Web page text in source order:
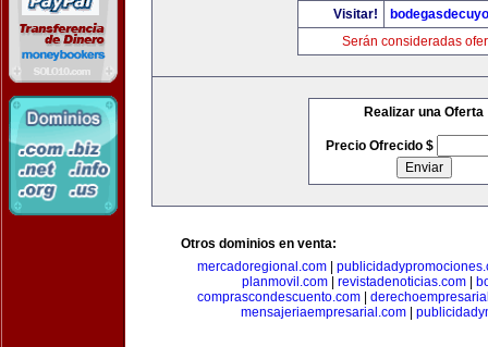
Visitar!
Serán consideradas
Realizar una Oferta
Precio Ofrecido $
Otros dominios en venta:
mercadoregional.com
planmovil.com| revistadenoticias.com|
comprascondescuento.com
mensajeriaempresarial.com|